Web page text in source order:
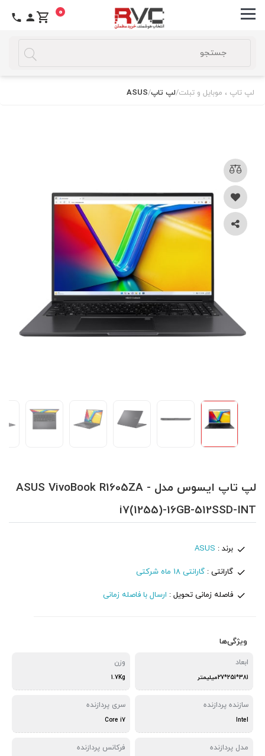
0
لپ تاپ ، موبایل و تبلت/لپ تاپ/
ASUS
لپ تاپ ایسوس مدل ASUS VivoBook R1605ZA -
i7(1255)-16GB-512SSD-INT
برند : ASUS
گارانتی :گارانتی 18 ماه شرکتی
فاصله زمانی تحویل : ارسال با فاصله زمانی
ویژگی‌ها
ابعاد
381*251*27میلیمتر
وزن
1.7Kg
سازنده پردازنده
Intel
سری پردازنده
Core i7
مدل پردازنده فرکانس پردازنده